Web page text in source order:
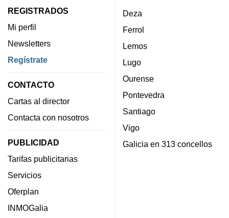
REGISTRADOS
Mi perfil
Newsletters
Regístrate
CONTACTO
Cartas al director
Contacta con nosotros
PUBLICIDAD
Tarifas publicitarias
Servicios
Oferplan
INMOGalia
Deza
Ferrol
Lemos
Lugo
Ourense
Pontevedra
Santiago
Vigo
Galicia en 313 concellos